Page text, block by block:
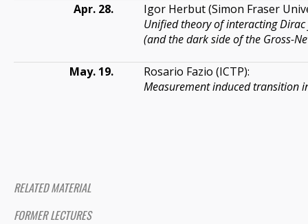
Apr. 28. Igor Herbut(Simon Fraser
Unified theory of interacting
(and the dark side of the Gross-
May. 19.
Rosario Fazio (ICTP):
Measurement induced transition
RELATED MATERIAL
FORMER LECTURES